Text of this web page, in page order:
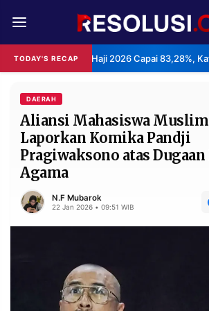
TODAY'S RECAP
Haji 2026 Capai 83,28%, Kategori Sangat
REDAKSI TENTANG
RESOLUSI IKLAN
RUBRIKASI
EDITORIAL AKSARA
FINANSIA
DAERAH NASIONAL
INFORMASI
DAERAH
Aliansi Mahasiswa
Laporkan Komika Pandji
Pragiwaksono atas
Agama
N.F Mubarok
22 Jan 2026 • 09:51 WIB